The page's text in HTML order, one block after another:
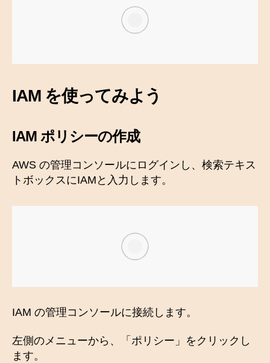
IAM を使ってみよう
IAM ポリシーの作成
AWS の管理コンソールにログインし、検索テキス
トボックスにIAMと入力します。
IAM の管理コンソールに接続します。
左側のメニューから、「ポリシー」をクリックし
ます。